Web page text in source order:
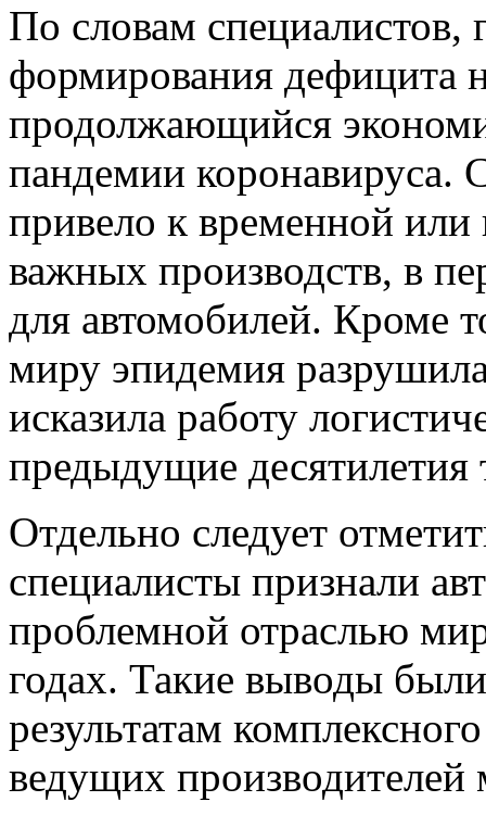
По словам специалистов,
формирования дефицита
продолжающийся
пандемии коронавируса.
привело к временной или
важных производств, в
для автомобилей. Кроме
миру эпидемия
исказила работу
предыдущие
Отдельно следует
специалисты признали
проблемной отраслью
годах. Такие выводы
результатам
ведущих